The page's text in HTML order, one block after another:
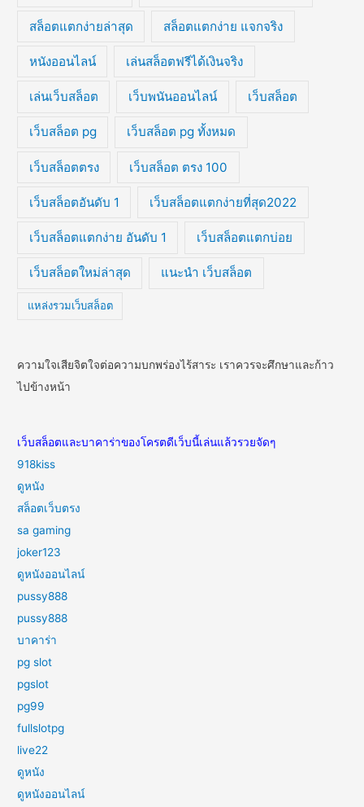
สล็อตแตกง่ายล่าสุด สล็อตแตกง่าย แจกจริง
หนังออนไลน์ เล่นสล็อตฟรีได้เงินจริง
เล่นเว็บสล็อต เว็บพนันออนไลน์ เว็บสล็อต
เว็บสล็อต pg เว็บสล็อต pg ทั้งหมด
เว็บสล็อตตรง เว็บสล็อต ตรง 100
เว็บสล็อตอันดับ 1 เว็บสล็อตแตกง่ายที่สุด2022
เว็บสล็อตแตกง่าย อันดับ 1 เว็บสล็อตแตกบ่อย
เว็บสล็อตใหม่ล่าสุด แนะนำ เว็บสล็อต
แหล่งรวมเว็บสล็อต
ความใจเสียจิตใจต่อความบกพร่องไร้สาระ เราควรจะศึกษาและก้าว
ไปข้างหน้า
เว็บสล็อตและบาคาร่าของโครตดีเว็บนี้เล่นแล้วรวยจัดๆ
918kiss
ดูหนัง
สล็อตเว็บตรง
sa gaming
joker123
ดูหนังออนไลน์
pussy888
pussy888
บาคาร่า
pg slot
pgslot
pg99
fullslotpg
live22
ดูหนัง
ดูหนังออนไลน์